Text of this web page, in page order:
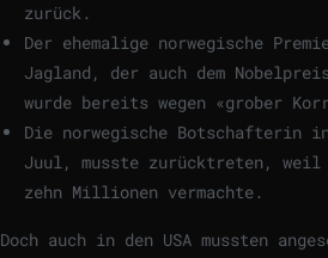
zurück.
Der ehemalige norwegische
Jagland, der auch dem
wurde bereits wegen «grober
Die norwegische Botschafterin
Juul, musste zurücktreten,
zehn Millionen vermachte.
Doch auch in den USA mussten